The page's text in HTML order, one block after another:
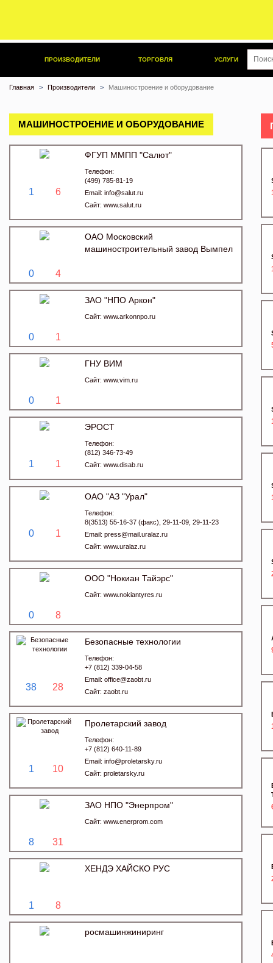
ПРОИЗВОДИТЕЛИ ТОРГОВЛЯ УСЛУГИ
Главная Производители Машиностроение и оборудование
МАШИНОСТРОЕНИЕ И ОБОРУДОВАНИЕ
1 6
ФГУП ММПП "Салют"
Телефон:
(499) 785-81-19
Email: info@salut.ru
Сайт: www.salut.ru
0 4
ОАО Московский
машиностроительный завод Вымпел
0 1
ЗАО "НПО Аркон"
Сайт: www.arkonnpo.ru
0 1
ГНУ ВИМ
Сайт: www.vim.ru
1 1
ЭРОСТ
Телефон:
(812) 346-73-49
Сайт: www.disab.ru
0 1
ОАО "АЗ "Урал"
Телефон:
8(3513) 55-16-37 (факс), 29-11-09, 29-11-23
Email: press@mail.uralaz.ru
Сайт: www.uralaz.ru
0 8
ООО "Нокиан Тайэрс"
Сайт: www.nokiantyres.ru
38 28
Безопасные технологии
Телефон:
+7 (812) 339-04-58
Email: office@zaobt.ru
Сайт: zaobt.ru
1 10
Пролетарский завод
Телефон:
+7 (812) 640-11-89
Email: info@proletarsky.ru
Сайт: proletarsky.ru
8 31
ЗАО НПО "Энерпром"
Сайт: www.enerprom.com
1 8
ХЕНДЭ ХАЙСКО РУС
росмашинжиниринг